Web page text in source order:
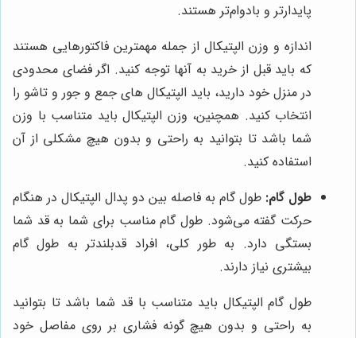
پایدارتر و بادوام‌تر هستند.
اندازه و وزن الپتیکال از جمله مهمترین فاکتورهایی هستند
که باید قبل از خرید به آنها توجه کنید. اگر فضای محدودی
در منزل خود دارید، باید الپتیکال های جمع و جور و تاشو را
انتخاب کنید. همچنین، وزن الپتیکال باید متناسب با وزن
شما باشد تا بتوانید به راحتی و بدون هیچ مشکلی از آن
استفاده کنید.
طول گام: طول گام به فاصله بین دو پدال الپتیکال در هنگام
حرکت گفته می‌شود. طول گام مناسب برای شما به قد شما
بستگی دارد. به طور کلی، افراد قدبلندتر به طول گام
بیشتری نیاز دارند.
طول گام الپتیکال باید متناسب با قد شما باشد تا بتوانید
به راحتی و بدون هیچ گونه فشاری بر روی مفاصل خود